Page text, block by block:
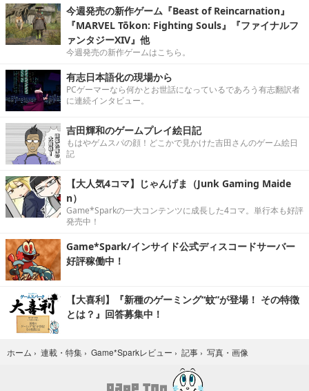
今週発売の新作ゲーム『Beast of Reincarnation』
『MARVEL Tōkon: Fighting Souls』『ファイナルフ
ァンタジーXIV』他
今週発売の新作ゲームはこちら。
有志日本語化の現場から
PCゲーマーなら何かとお世話になっているであろう有志翻訳者
に連続インタビュー。
吉田輝和のゲームプレイ絵日記
もはやゲムスパの顔！どこかで見かけた吉田さんのゲーム絵日
記
【大人気4コマ】じゃんげま（Junk Gaming Maide
n）
Game*Sparkの一大コンテンツに成長した4コマ。単行本も好評
発売中！
Game*Spark/インサイド公式ディスコードサーバー
好評稼働中！
【大喜利】『新種のゲーミング“蚊”が登場！ その特徴
とは？』回答募集中！
ホーム › 連載・特集 › Game*Sparkレビュー › 記事 › 写真・画像